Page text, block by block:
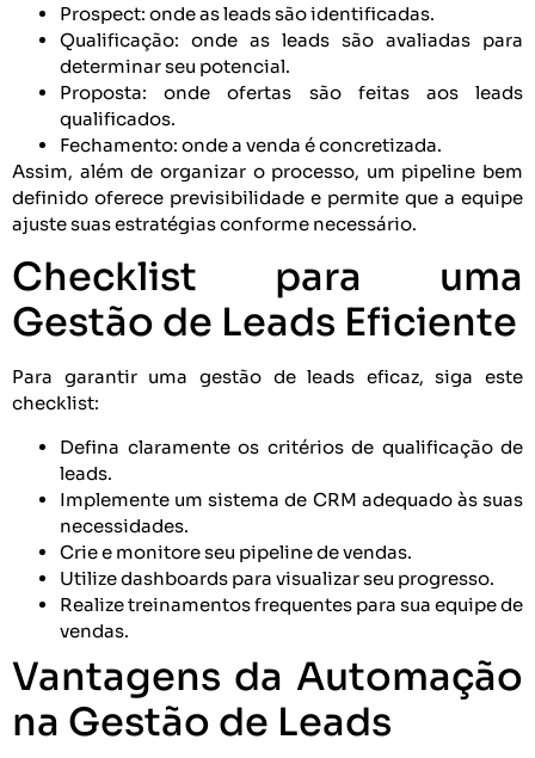
Prospect: onde as leads são identificadas.
Qualificação: onde as leads são avaliadas para
determinar seu potencial.
Proposta: onde ofertas são feitas aos leads
qualificados.
Fechamento: onde a venda é concretizada.
Assim, além de organizar o processo, um pipeline bem
definido oferece previsibilidade e permite que a equipe
ajuste suas estratégias conforme necessário.
Checklist para uma
Gestão de Leads Eficiente
Para garantir uma gestão de leads eficaz, siga este
checklist:
Defina claramente os critérios de qualificação de
leads.
Implemente um sistema de CRM adequado às suas
necessidades.
Crie e monitore seu pipeline de vendas.
Utilize dashboards para visualizar seu progresso.
Realize treinamentos frequentes para sua equipe de
vendas.
Vantagens da Automação
na Gestão de Leads